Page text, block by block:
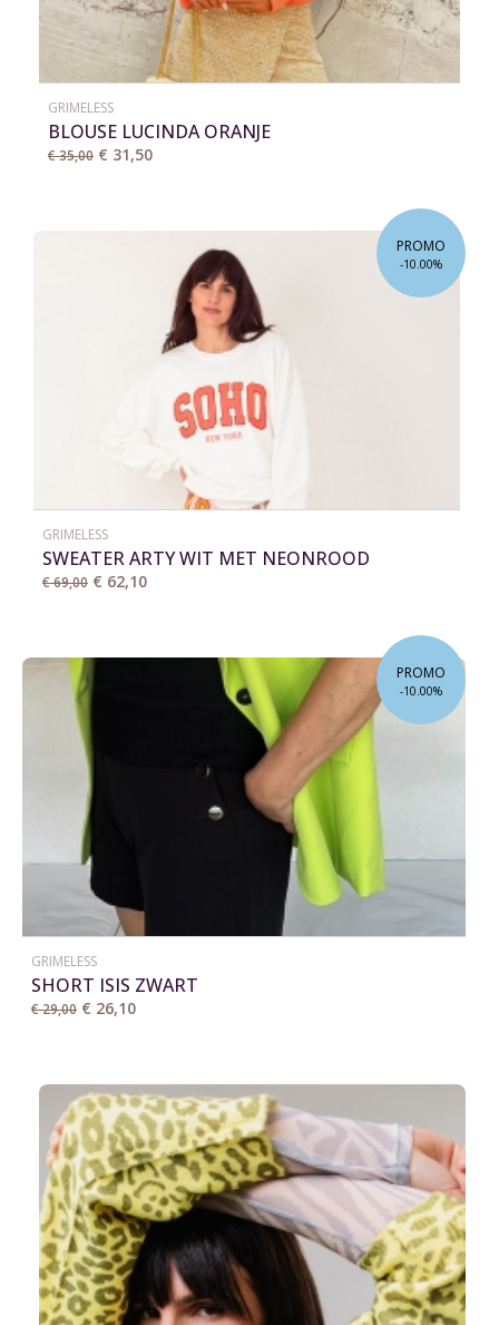
GRIMELESS
BLOUSE LUCINDA ORANJE
€ 35,00 € 31,50
PROMO
-10.00%
GRIMELESS
SWEATER ARTY WIT MET NEONROOD
€ 69,00 € 62,10
PROMO
-10.00%
GRIMELESS
SHORT ISIS ZWART
€ 29,00 € 26,10